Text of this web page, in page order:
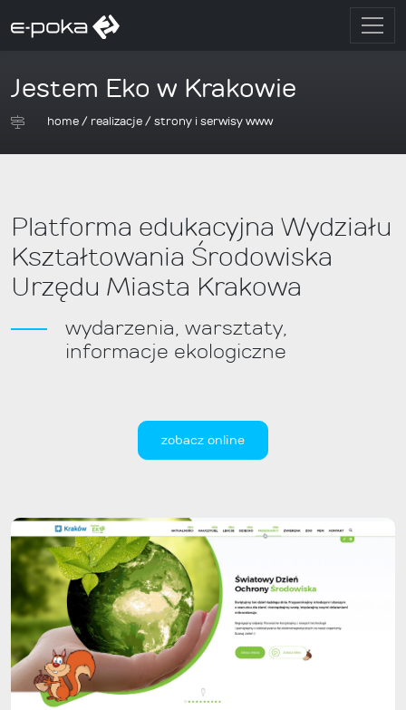
Jestem Eko w Krakowie
home/ realizacje/strony i serwisy www
Platforma edukacyjna Wydziału
Kształtowania Środowiska
Urzędu Miasta Krakowa
wydarzenia, warsztaty,
informacje ekologiczne
zobacz online